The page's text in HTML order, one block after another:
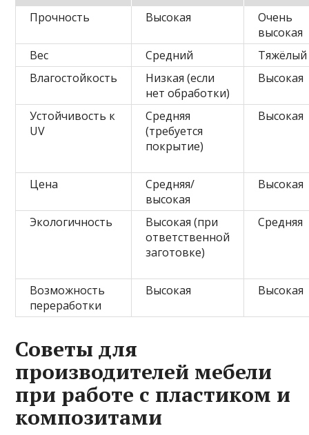
Прочность
Высокая
Очень
высокая
Вес
Средний
Тяжёлый
Влагостойкость
Низкая (если
нет обработки)
Высокая
Устойчивость к
UV
Средняя
(требуется
покрытие)
Высокая
Цена
Средняя/
высокая
Высокая
Экологичность
Высокая (при
ответственной
заготовке)
Средняя
Возможность
переработки
Высокая Высокая
Советы для
производителей мебели
при работе с пластиком и
композитами